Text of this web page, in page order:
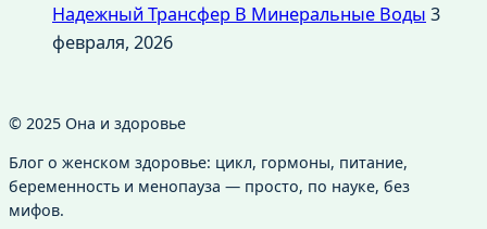
Надежный Трансфер В Минеральные Воды 3
февраля, 2026
© 2025 Она и здоровье
Блог о женском здоровье: цикл, гормоны, питание,
беременность и менопауза — просто, по науке, без
мифов.